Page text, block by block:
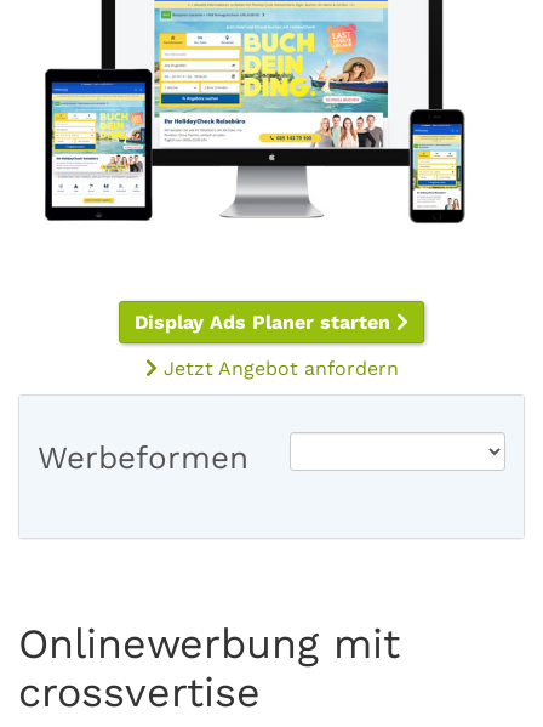
Display Ads Planer starten
Jetzt Angebot anfordern
Werbeformen
Onlinewerbung mit
crossvertise